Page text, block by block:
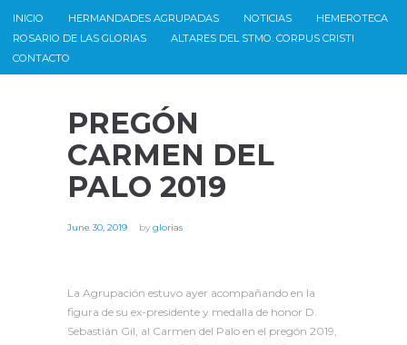
INICIO HERMANDADES AGRUPADAS NOTICIAS
HEMEROTECA
ROSARIO DE LAS GLORIAS
ALTARES DEL STMO. CORPUS CRISTI
CONTACTO
PREGÓN
CARMEN DEL
PALO 2019
June 30, 2019 by glorias
La Agrupación estuvo ayer acompañando en la
figura de su ex-presidente y medalla de honor D.
Sebastián Gil, al Carmen del Palo en el pregón 2019,